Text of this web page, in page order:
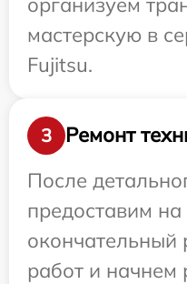
мастерскую в
Fujitsu.
3
Ремонт
После
предоставим
окончательный
работ и начнем